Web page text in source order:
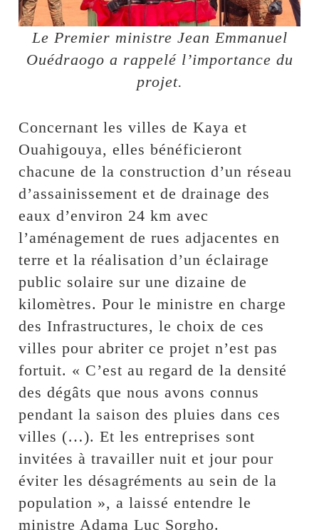
Le Premier ministre Jean Emmanuel
Ouédraogo a rappelé l’importance du
projet.
Concernant les villes de Kaya et
Ouahigouya, elles bénéficieront
chacune de la construction d’un réseau
d’assainissement et de drainage des
eaux d’environ 24 km avec
l’aménagement de rues adjacentes en
terre et la réalisation d’un éclairage
public solaire sur une dizaine de
kilomètres. Pour le ministre en charge
des Infrastructures, le choix de ces
villes pour abriter ce projet n’est pas
fortuit. « C’est au regard de la densité
des dégâts que nous avons connus
pendant la saison des pluies dans ces
villes (…). Et les entreprises sont
invitées à travailler nuit et jour pour
éviter les désagréments au sein de la
population », a laissé entendre le
ministre Adama Luc Sorgho.